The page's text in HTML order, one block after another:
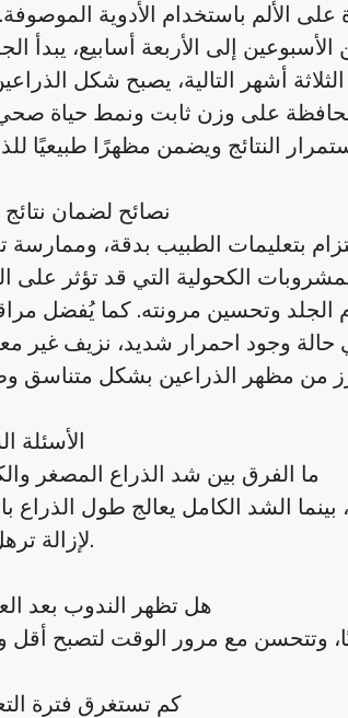
الألم باستخدام الأدوية
إلى الأربعة أسابيع، يبدأ
أشهر التالية، يصبح شكل
على وزن ثابت ونمط حياة
نصائح لضمان
بتعليمات الطبيب بدقة، وممارسة
الكحولية التي قد تؤثر على
الجلد وتحسين مرونته. كما يُفضل
وجود احمرار شديد، نزيف غير
الأسئلة
ما الفرق بين شد الذراع المصغر
الشد الكامل يعالج طول الذراع
لإزالة ترهل كبير.
هل تظهر الندوب بعد
كم تستغرق فترة